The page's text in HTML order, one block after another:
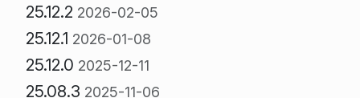
25.12.2 2026-02-05
25.12.1 2026-01-08
25.12.0 2025-12-11
25.08.3 2025-11-06